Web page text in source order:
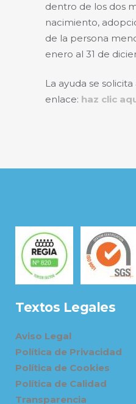
dentro de los dos
nacimiento,
de la persona
enero al 31 de
La ayuda se
enlace: haz clic
Textos Legales
Aviso Legal
Política de Privacidad
Política de Cookies
Política de Calidad
Transparencia